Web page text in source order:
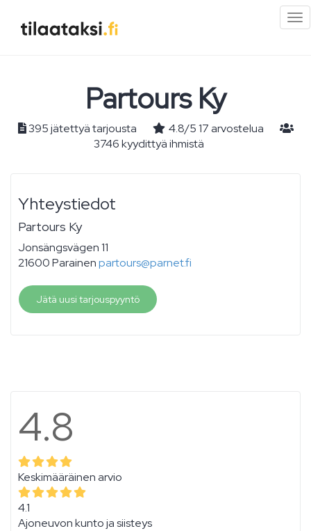
Partours Ky
395 jätettyä tarjousta 4.8/517arvostelua
3746 kyydittyä ihmistä
Yhteystiedot
Partours Ky
Jonsängsvägen 11
21600 Parainenpartours@parnet.fi
Jätä uusi tarjouspyyntö
4.8
Keskimääräinen arvio
4.1
Ajoneuvon kunto ja siisteys